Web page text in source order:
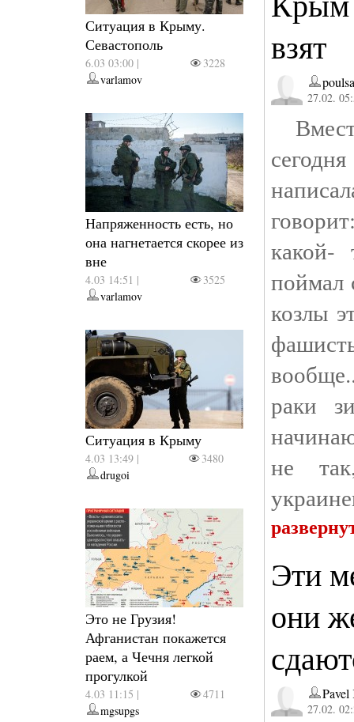
Ситуация в Крыму.
Севастополь
6.03 03:00 |
3228
varlamov
Напряженность есть, но
она нагнетается скорее из
вне
4.03 14:51 |
3525
varlamov
Ситуация в Крыму
4.03 13:49 |
3480
drugoi
Это не Грузия!
Афганистан покажется
раем, а Чечня легкой
прогулкой
4.03 11:15 |
4711
mgsupgs
взят
27.02.
какой-
поймал
козлы
раки
не
Эти
они
Pavel
27.02.